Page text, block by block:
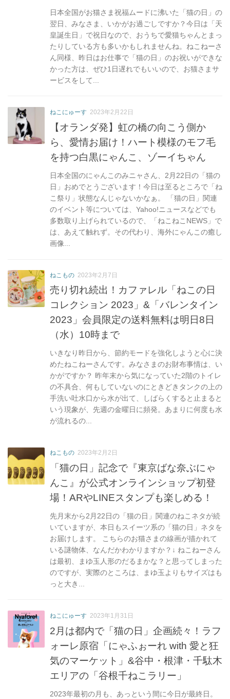
日本全国がお猫さま祝福ムードに沸いた「猫の日」の
翌日、みなさま、いかがお過ごしですか？今日は「天
皇誕生日」で祝日なので、おうちで愛猫ちゃんとまっ
たりしている方も多いかもしれませんね。ねこねーさ
ん同様、昨日はお仕事で「猫の日」のお祝いができな
かった方は、ぜひ1日遅れでもいいので、お猫さまサ
ービスをして...
ねこにゅーす 2023年2月22日
【オランダ発】虹の橋の向こう側か
ら、愛情お届け！ハート模様のモフ毛
を持つ白黒にゃんこ、ゾーイちゃん
日本全国のにゃんこのみニャさん、2月22日の「猫の
日」おめでとうございます！今日は至るところで「ね
こ祭り」状態なんじゃないかなぁ。 「猫の日」関連
のイベント等については、Yahoo!ニュースなどでも
多数取り上げられているので、「ねこねこNEWS」で
は、あえて触れず。その代わり、海外にゃんこの癒し
画像...
ねこもの 2023年2月7日
売り切れ続出！カファレル「ねこの日
コレクション 2023」&「バレンタイン
2023」会員限定の送料無料は明日8日
（水）10時まで
いきなり昨日から、節約モードを強化しようと心に決
めたねこねーさんです。みなさまのお財布事情は、い
かがですか？ 昨年末から気になっていた2階のトイレ
の不具合、何もしていないのにときどきタンクの上の
手洗い吐水口から水が出て、しばらくすると止まると
いう現象が、先週の金曜日に頻発。あまりに何度も水
が流れるの...
ねこもの 2023年2月2日
「猫の日」記念で『東京ばな奈ぶにゃ
んこ』が公式オンラインショップ初登
場！ARやLINEスタンプも楽しめる！
先月末から2月22日の「猫の日」関連のねこネタが続
いていますが、本日もスイーツ系の「猫の日」ネタを
お届けします。 こちらのお猫さまの線画が描かれて
いる謎物体、なんだかわかりますか？↓ ねこねーさん
は最初、まゆ玉人形のだるまかな？と思ってしまった
のですが、実際のところは、まゆ玉よりもサイズはも
っと大き...
ねこにゅーす 2023年1月31日
2月は都内で「猫の日」企画続々！ラフ
ォーレ原宿「にゃふぉーれ with 愛と狂
気のマーケット」&谷中・根津・千駄木
エリアの「谷根千ねこラリー」
2023年最初の月も、あっという間に今日が最終日。